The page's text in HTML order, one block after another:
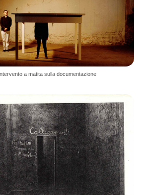
a matita sulla documentazione